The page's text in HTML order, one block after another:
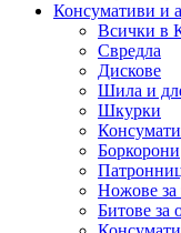
Консумативи и
Всички в
Свредла
Дискове
Шила и
Шкурки
Боркорони
Ножове за
Битове за